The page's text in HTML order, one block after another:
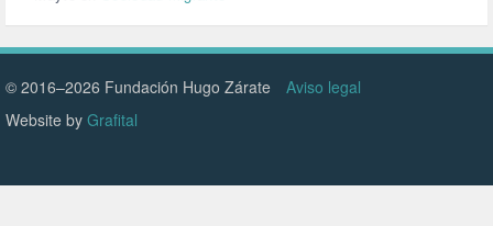
VIVIENDA (9)
VOLODIMIR ZELENSKY (1)
© 2016–2026 Fundación Hugo Zárate
Aviso legal
Website by Grafital